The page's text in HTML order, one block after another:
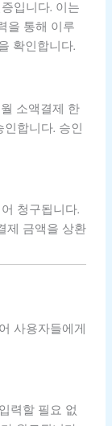
입니다. 이는
을 통해 이루
확인합니다.
소액결제 한
합니다. 승인
청구됩니다.
제 금액을 상환
사용자들에게
력할 필요 없